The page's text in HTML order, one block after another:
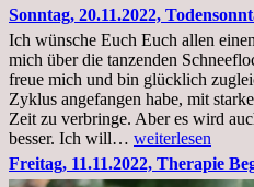
Sonntag, 20.11.2022,
Ich wünsche Euch Euch allen
mich über die tanzenden
freue mich und bin glücklich
Zyklus angefangen habe, mit
Zeit zu verbringe. Aber es wird
besser. Ich will… Sonntag,
20.11.2022,
Todensonntag
weiterlesen
Freitag, 11.11.2022, Therapie